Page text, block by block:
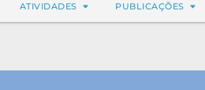
ATIVIDADES PUBLICAÇÕES